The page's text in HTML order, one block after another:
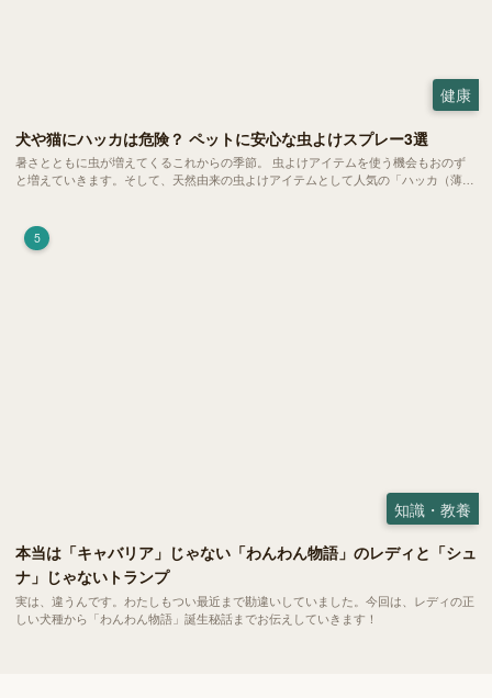
健康
犬や猫にハッカは危険？ ペットに安心な虫よけスプレー3選
暑さとともに虫が増えてくるこれからの季節。 虫よけアイテムを使う機会もおのず
と増えていきます。そして、天然由来の虫よけアイテムとして人気の「ハッカ（薄
5
知識・教養
本当は「キャバリア」じゃない「わんわん物語」のレディと「シュ
ナ」じゃないトランプ
実は、違うんです。わたしもつい最近まで勘違いしていました。今回は、レディの正
しい犬種から「わんわん物語」誕生秘話までお伝えしていきます！